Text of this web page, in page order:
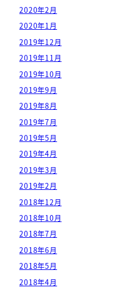
2020年2月
2020年1月
2019年12月
2019年11月
2019年10月
2019年9月
2019年8月
2019年7月
2019年5月
2019年4月
2019年3月
2019年2月
2018年12月
2018年10月
2018年7月
2018年6月
2018年5月
2018年4月